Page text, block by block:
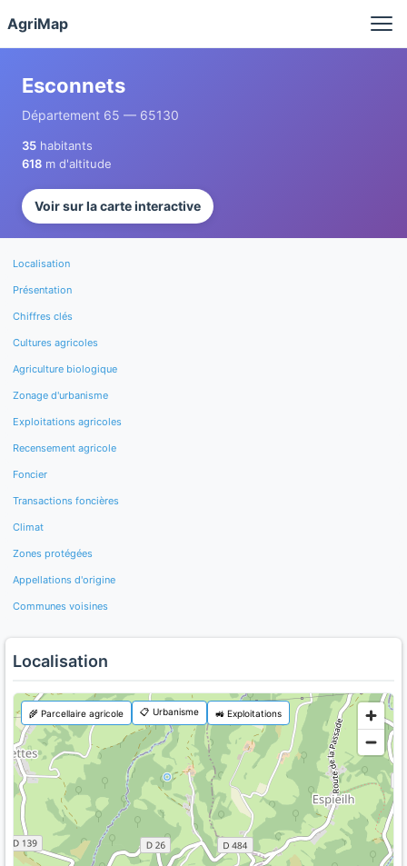
AgriMap
Esconnets
Département 65 — 65130
35 habitants
618 m d'altitude
Voir sur la carte interactive
Localisation
Présentation
Chiffres clés
Cultures agricoles
Agriculture biologique
Zonage d'urbanisme
Exploitations agricoles
Recensement agricole
Foncier
Transactions foncières
Climat
Zones protégées
Appellations d'origine
Communes voisines
Localisation
🌾 Parcellaire agricole 📋 Urbanisme 🚜 Exploitations